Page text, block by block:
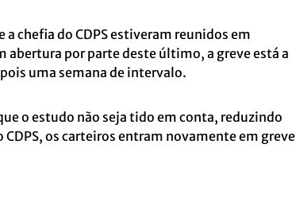
chefia do CDPS estiveram reunidos em
abertura por parte deste último, a greve está a
uma semana de intervalo.
o estudo não seja tido em conta, reduzindo
os carteiros entram novamente em greve